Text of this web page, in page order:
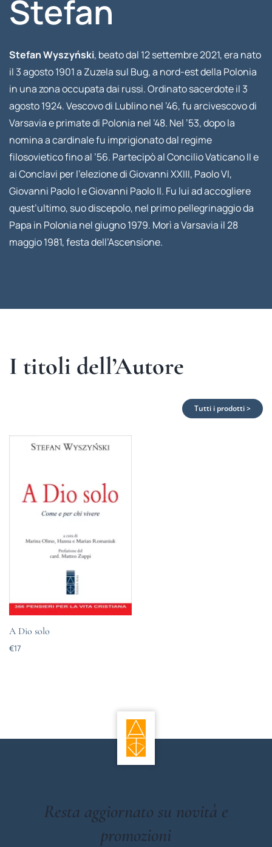
Stefan
Stefan Wyszyński, beato dal 12 settembre 2021, era nato
il 3 agosto 1901 a Zuzela sul Bug, a nord-est della Polonia
in una zona occupata dai russi. Ordinato sacerdote il 3
agosto 1924. Vescovo di Lublino nel ’46, fu arcivescovo di
Varsavia e primate di Polonia nel ’48. Nel ’53, dopo la
nomina a cardinale fu imprigionato dal regime
filosovietico fino al ’56. Partecipò al Concilio Vaticano II e
ai Conclavi per l’elezione di Giovanni XXIII, Paolo VI,
Giovanni Paolo I e Giovanni Paolo II. Fu lui ad accogliere
quest’ultimo, suo discepolo, nel primo pellegrinaggio da
Papa in Polonia nel giugno 1979. Morì a Varsavia il 28
maggio 1981, festa dell’Ascensione.
I titoli dell’Autore
Tutti i prodotti >
A Dio solo
€17
Resta aggiornato su novità e
promozioni